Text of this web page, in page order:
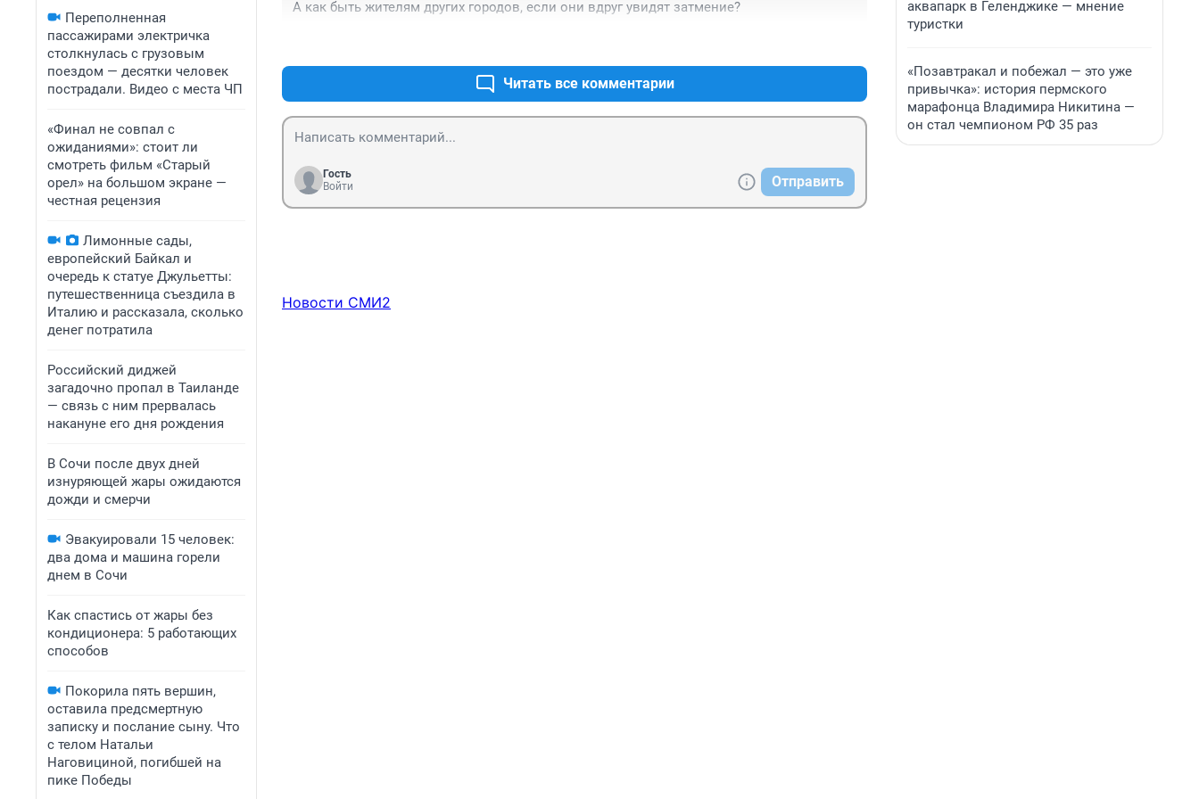
Переполненная
пассажирами электричка
столкнулась с грузовым
поездом — десятки человек
пострадали. Видео с места ЧП
«Финал не совпал с
ожиданиями»: стоит ли
смотреть фильм «Старый
орел» на большом экране —
честная рецензия
Лимонные сады,
европейский Байкал и
очередь к статуе Джульетты:
путешественница съездила в
Италию и рассказала, сколько
денег потратила
Российский диджей
загадочно пропал в Таиланде
— связь с ним прервалась
накануне его дня рождения
В Сочи после двух дней
изнуряющей жары ожидаются
дожди и смерчи
Эвакуировали 15 человек:
два дома и машина горели
днем в Сочи
Как спастись от жары без
кондиционера: 5 работающих
способов
Покорила пять вершин,
оставила предсмертную
записку и послание сыну. Что
с телом Натальи
Наговициной, погибшей на
пике Победы
А как быть жителям других городов, если они вдруг увидят затмение?
Читать все комментарии
Гость
Войти
Отправить
Новости СМИ2
аквапарк в Геленджике — мнение
туристки
«Позавтракал и побежал — это уже
привычка»: история пермского
марафонца Владимира Никитина —
он стал чемпионом РФ 35 раз